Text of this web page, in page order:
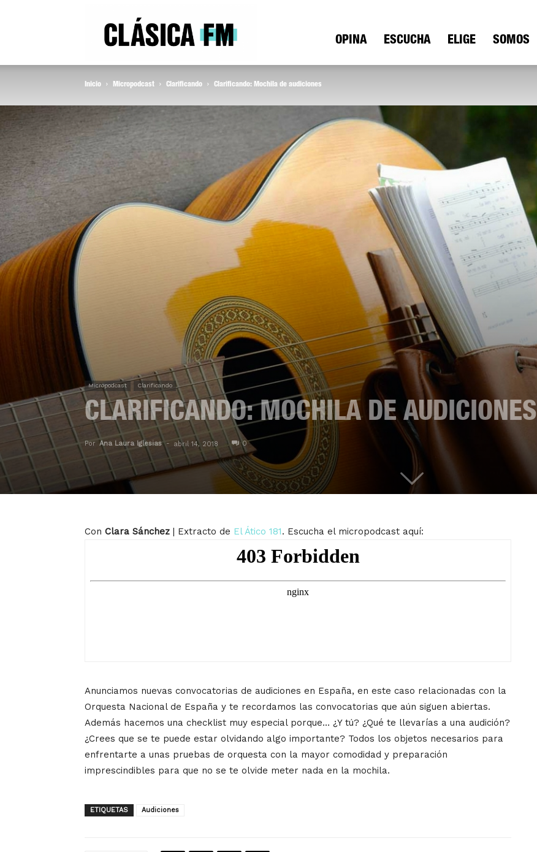
Radio
OPINA ESCUCHA ELIGE SOMOS
Inicio Micropodcast Clarificando Clarificando: Mochila de audiciones
Micropodcast Clarificando
CLARIFICANDO: MOCHILA DE AUDICIONES
Por Ana Laura Iglesias - abril 14, 2018 0
Con Clara Sánchez | Extracto de El Ático 181. Escucha el micropodcast aquí:
Anunciamos nuevas convocatorias de audiciones en España, en este caso relacionadas con la
Orquesta Nacional de España y te recordamos las convocatorias que aún siguen abiertas.
Además hacemos una checklist muy especial porque… ¿Y tú? ¿Qué te llevarías a una audición?
¿Crees que se te puede estar olvidando algo importante? Todos los objetos necesarios para
enfrentarte a unas pruebas de orquesta con la mayor comodidad y preparación
imprescindibles para que no se te olvide meter nada en la mochila.
ETIQUETAS Audiciones